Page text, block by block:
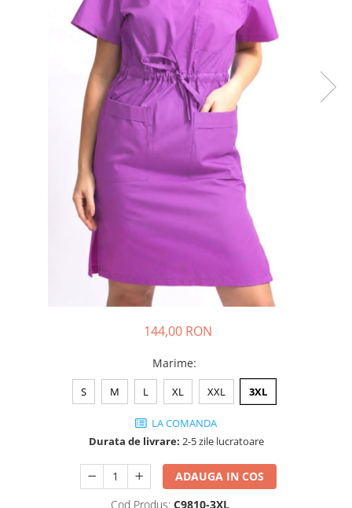
144,00 RON
Marime:
S M L XL XXL 3XL
LA COMANDA
Durata de livrare: 2-5 zile lucratoare
ADAUGA IN COS
Cod Produs: C9810-3XL